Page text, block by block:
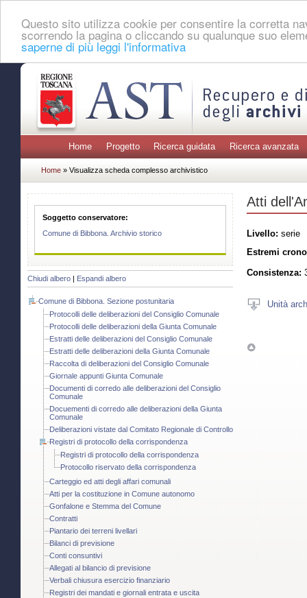
Questo sito utilizza cookie per consentire la corretta
scorrendo la pagina o cliccando su qualunque suo
saperne di più leggi l'informativa
Home Progetto Ricerca guidata Ricerca avanzata
Home » Visualizza scheda complesso archivistico
Soggetto conservatore:
Comune di Bibbona. Archivio storico
Chiudi albero Espandi albero
Comune di Bibbona. Sezione postunitaria
Protocolli delle deliberazioni del Consiglio Comunale
Protocolli delle deliberazioni della Giunta Comunale
Estratti delle deliberazioni del Consiglio Comunale
Estratti delle deliberazioni della Giunta Comunale
Raccolta di deliberazioni del Consiglio Comunale
Giornale appunti Giunta Comunale
Documenti di corredo alle deliberazioni del Consiglio
Comunale
Docuementi di corredo alle deliberazioni della Giunta
Comunale
Deliberazioni vistate dal Comitato Regionale di Controllo
Registri di protocollo della corrispondenza
Registri di protocollo della corrispondenza
Protocollo riservato della corrispondenza
Carteggio ed atti degli affari comunali
Atti per la costituzione in Comune autonomo
Gonfalone e Stemma del Comune
Contratti
Piantario dei terreni livellari
Bilanci di previsione
Conti consuntivi
Allegati al bilancio di previsione
Verbali chiusura esercizio finanziario
Registri dei mandati e giornali entrata e uscita
Atti
Livello: serie
Estremi
Consistenza:
Unità